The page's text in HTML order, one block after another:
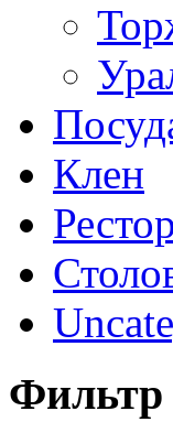
Клен
Фильтр